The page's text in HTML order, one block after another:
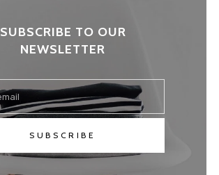
SUBSCRIBE TO OUR
NEWSLETTER
SUBSCRIBE